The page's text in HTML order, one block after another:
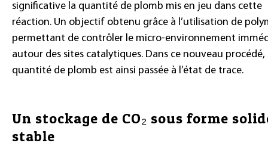
significative la quantité de plomb mis en jeu dans cette
réaction. Un objectif obtenu grâce à l’utilisation de
permettant de contrôler le micro-environnement
autour des sites catalytiques. Dans ce nouveau procédé,
quantité de plomb est ainsi passée à l’état de trace.
Un stockage de CO₂ sous forme
stable